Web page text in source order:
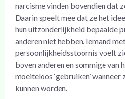
narcisme vinden bovendien dat
Daarin speelt mee dat ze het
hun uitzonderlijkheid bepaalde
anderen niet hebben. Iemand
persoonlijkheidsstoornis voelt
boven anderen en sommige van
moeiteloos ‘gebruiken’
kunnen worden.